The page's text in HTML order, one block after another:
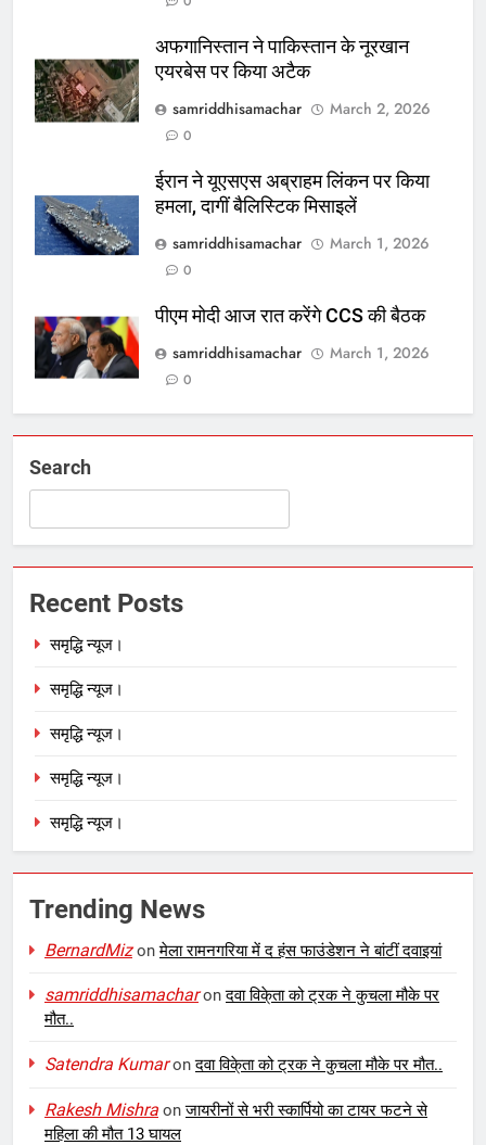
अफगानिस्तान ने पाकिस्तान के नूरखान
एयरबेस पर किया अटैक
samriddhisamachar
March 2, 2026
0
ईरान ने यूएसएस अब्राहम लिंकन पर किया
हमला, दागीं बैलिस्टिक मिसाइलें
samriddhisamachar
March 1, 2026
0
पीएम मोदी आज रात करेंगे CCS की बैठक
samriddhisamachar
March 1, 2026
0
Search
Recent Posts
समृद्धि न्यूज।
समृद्धि न्यूज।
समृद्धि न्यूज।
समृद्धि न्यूज।
समृद्धि न्यूज।
Trending News
BernardMizonमेला रामनगरिया में द हंस फाउंडेशन ने बांटीं दवाइयां
samriddhisamacharonदवा विके्ता को ट्रक ने कुचला मौके पर
मौत..
Satendra Kumaronदवा विके्ता को ट्रक ने कुचला मौके पर मौत..
Rakesh Mishra onजायरीनों से भरी स्कार्पियो का टायर फटने से
महिला की मौत 13 घायल